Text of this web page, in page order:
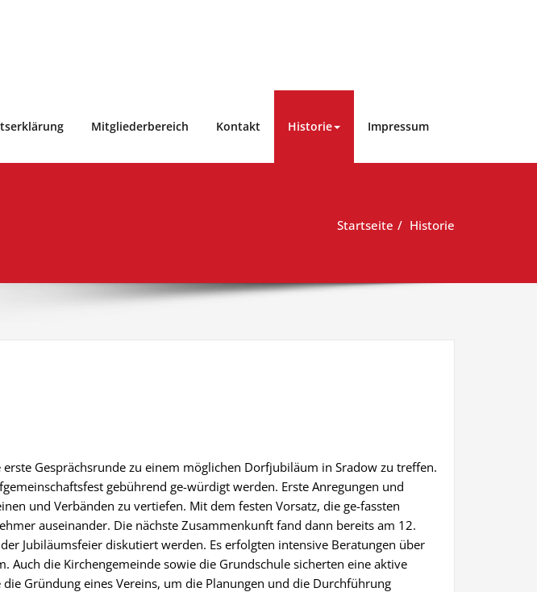
Mitgliederbereich Kontakt Historie Impressum
Startseite Historie
Gesprächsrunde zu einem möglichen Dorfjubiläum in Sradow zu treffen.
gebührend ge-würdigt werden. Erste Anregungen und
und Verbänden zu vertiefen. Mit dem festen Vorsatz, die ge-fassten
auseinander. Die nächste Zusammenkunft fand dann bereits am 12.
Jubiläumsfeier diskutiert werden. Es erfolgten intensive Beratungen über
Auch die Kirchengemeinde sowie die Grundschule sicherten eine aktive
Gründung eines Vereins, um die Planungen und die Durchführung